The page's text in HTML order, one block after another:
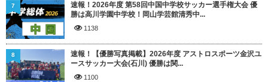
速報！2026年度 第58回中国中学校サッカー選手権大会 優
勝は高川学園中学校！岡山学芸館清秀中...
1138
7
速報！【優勝写真掲載】2026年度 アストロスポーツ金沢ユ
ースサッカー大会(石川) 優勝は関...
1100
8